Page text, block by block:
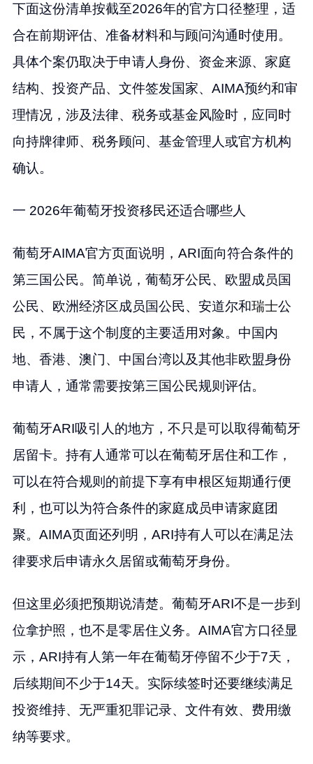
下面这份清单按截至2026年的官方口径整理，适
合在前期评估、准备材料和与顾问沟通时使用。
具体个案仍取决于申请人身份、资金来源、家庭
结构、投资产品、文件签发国家、AIMA预约和审
理情况，涉及法律、税务或基金风险时，应同时
向持牌律师、税务顾问、基金管理人或官方机构
确认。
一 2026年葡萄牙投资移民还适合哪些人
葡萄牙AIMA官方页面说明，ARI面向符合条件的
第三国公民。简单说，葡萄牙公民、欧盟成员国
公民、欧洲经济区成员国公民、安道尔和瑞士公
民，不属于这个制度的主要适用对象。中国内
地、香港、澳门、中国台湾以及其他非欧盟身份
申请人，通常需要按第三国公民规则评估。
葡萄牙ARI吸引人的地方，不只是可以取得葡萄牙
居留卡。持有人通常可以在葡萄牙居住和工作，
可以在符合规则的前提下享有申根区短期通行便
利，也可以为符合条件的家庭成员申请家庭团
聚。AIMA页面还列明，ARI持有人可以在满足法
律要求后申请永久居留或葡萄牙身份。
但这里必须把预期说清楚。葡萄牙ARI不是一步到
位拿护照，也不是零居住义务。AIMA官方口径显
示，ARI持有人第一年在葡萄牙停留不少于7天，
后续期间不少于14天。实际续签时还要继续满足
投资维持、无严重犯罪记录、文件有效、费用缴
纳等要求。